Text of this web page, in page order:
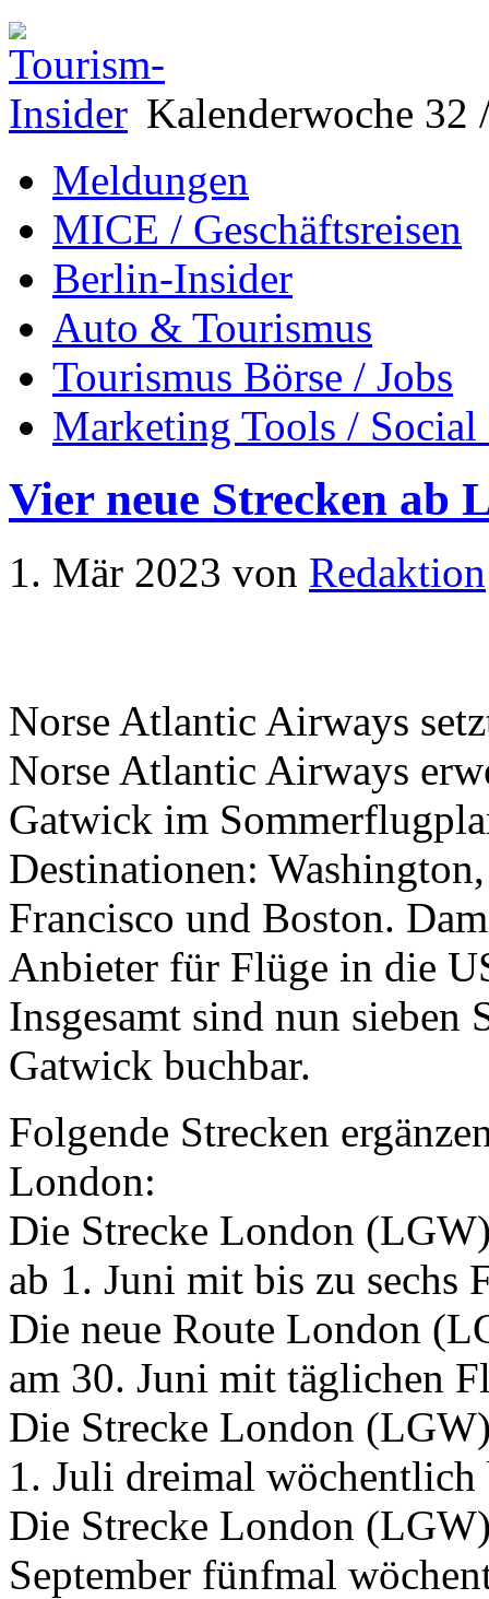
Kalenderwoche 32
Meldungen
MICE / Geschäftsreisen
Berlin-Insider
Auto & Tourismus
Tourismus Börse / Jobs
Marketing Tools /
Vier neue Strecken ab
1. Mär 2023 von Redaktion
Norse Atlantic Airways
Norse Atlantic Airways
Gatwick im
Destinationen:
Francisco und Boston.
Anbieter für Flüge in die
Insgesamt sind nun
Gatwick buchbar.
Folgende Strecken
London:
Die Strecke London
ab 1. Juni mit bis zu sechs
Die neue Route London
am 30. Juni mit täglichen
Die Strecke London
1. Juli dreimal wöchentlich
Die Strecke London
September fünfmal